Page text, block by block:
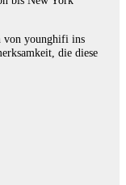
von younghifi ins
die diese